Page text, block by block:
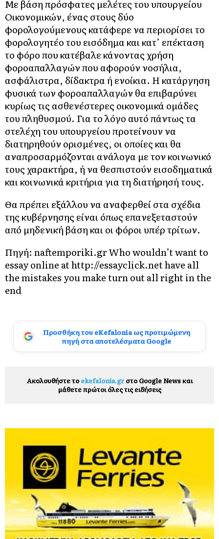
Με βάση πρόσφατες μελέτες του υπουργείου
Οικονομικών, ένας στους δύο
φορολογούμενους κατάφερε να περιορίσει το
φορολογητέο του εισόδημα και κατ’ επέκταση
το φόρο που κατέβαλε κάνοντας χρήση
φοροαπαλλαγών που αφορούν νοσήλια,
ασφάλιστρα, δίδακτρα ή ενοίκια. Η κατάργηση
φυσικά των φοροαπαλλαγών θα επιβαρύνει
κυρίως τις ασθενέστερες οικονομικά ομάδες
του πληθυσμού. Για το λόγο αυτό πάντως τα
στελέχη του υπουργείου προτείνουν να
διατηρηθούν ορισμένες, οι οποίες και θα
αναπροσαρμόζονται ανάλογα με τον κοινωνικό
τους χαρακτήρα, ή να θεσπιστούν εισοδηματικά
και κοινωνικά κριτήρια για τη διατήρησή τους.
Θα πρέπει εξάλλου να αναφερθεί στα σχέδια
της κυβέρνησης είναι όπως επανεξεταστούν
από μηδενική βάση και οι φόροι υπέρ τρίτων.
Πηγή: naftemporiki.gr Who wouldn’t want to
essay online at http://essayclick.nethave all
the mistakes you make turn out all right in the
end
Προσθήκη του eKefalonia ως προτιμώμενη
πηγή στα αποτελέσματα Google
Ακολουθήστε το ekefalonia.grστο Google News και
μάθετε πρώτοι όλες τις ειδήσεις